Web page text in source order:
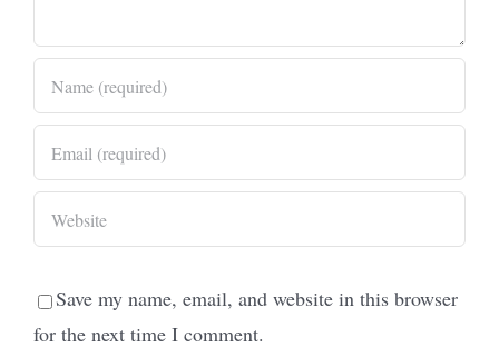
Save my name, email, and website in this browser
for the next time I comment.